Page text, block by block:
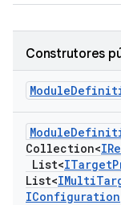
Construtores
Module
Module
Collection<
List<ITarget
List<IMulti
IConfiguration